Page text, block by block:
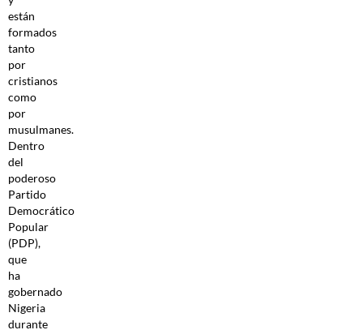
están
formados
tanto
por
cristianos
como
por
musulmanes.
Dentro
del
poderoso
Partido
Democrático
Popular
(PDP),
que
ha
gobernado
Nigeria
durante